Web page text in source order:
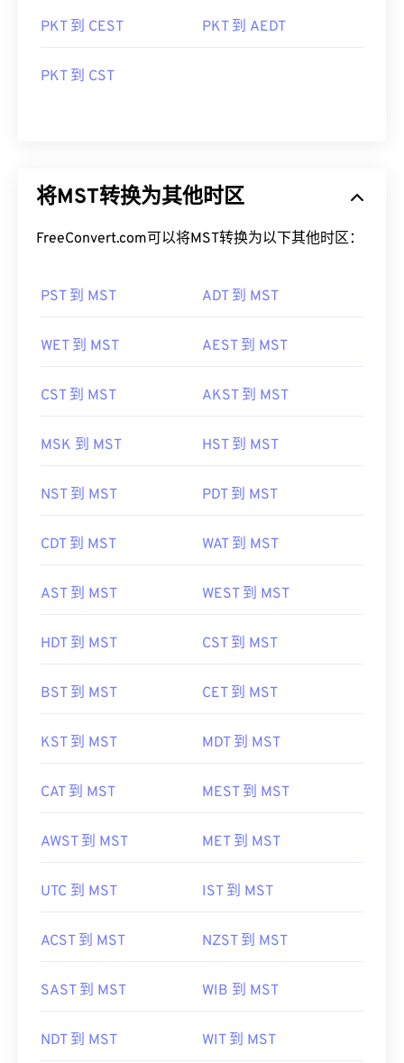
PKT 到 CEST PKT 到 AEDT
PKT 到 CST
将MST转换为其他时区
FreeConvert.com可以将MST转换为以下其他时区：
PST 到 MST ADT 到 MST
WET 到 MST AEST 到 MST
CST 到 MST AKST 到 MST
MSK 到 MST HST 到 MST
NST 到 MST PDT 到 MST
CDT 到 MST WAT 到 MST
AST 到 MST WEST 到 MST
HDT 到 MST CST 到 MST
BST 到 MST CET 到 MST
KST 到 MST MDT 到 MST
CAT 到 MST MEST 到 MST
AWST 到 MST MET 到 MST
UTC 到 MST IST 到 MST
ACST 到 MST NZST 到 MST
SAST 到 MST WIB 到 MST
NDT 到 MST WIT 到 MST